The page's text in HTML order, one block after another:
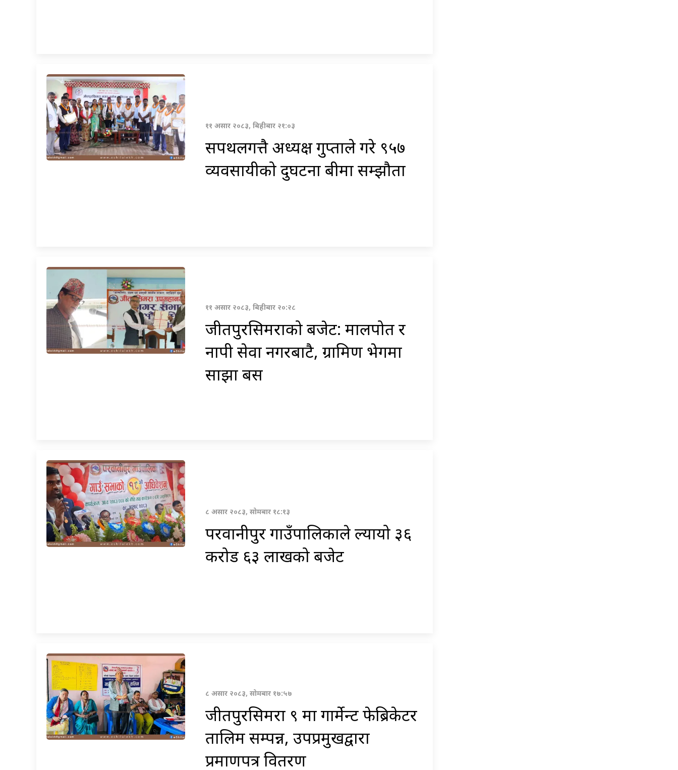
११ असार २०८३, बिहीबार २१:०३
सपथलगत्तै अध्यक्ष गुप्ताले गरे ९५७
व्यवसायीको दुर्घटना बीमा सम्झौता
११ असार २०८३, बिहीबार २०:२८
जीतपुरसिमराको बजेट: मालपोत र
नापी सेवा नगरबाटै, ग्रामिण भेगमा
साझा बस
८ असार २०८३, सोमबार १८:१३
परवानीपुर गाउँपालिकाले ल्यायो ३६
करोड ६३ लाखको बजेट
८ असार २०८३, सोमबार १७:५७
जीतपुरसिमरा ९ मा गार्मेन्ट फेब्रिकेटर
तालिम सम्पन्न, उपप्रमुखद्वारा
प्रमाणपत्र वितरण